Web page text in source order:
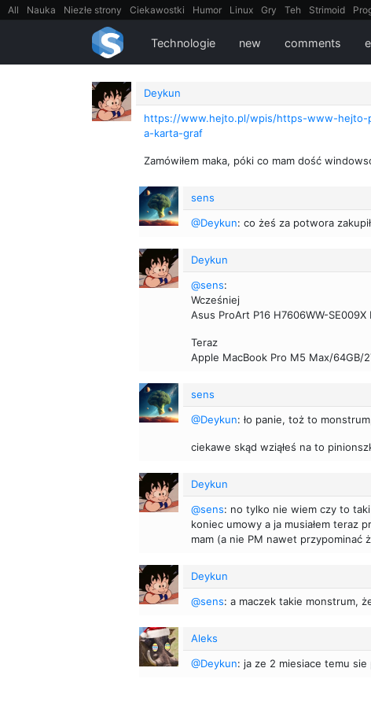
All Nauka Niezłe strony Ciekawostki Humor Linux Gry Teh Strimoid
FilmyDokumentalne
Technologie new comments
Deykun
https://www.hejto.pl/wpis/https-www-
a-karta-graf
Zamówiłem maka, póki co mam dość
sens
@Deykun: co żeś za potwora zakupił
Deykun
@sens:
Wcześniej
Asus ProArt P16 H7606WW-SE009X
Teraz
Apple MacBook Pro M5 Max/64GB/
sens
@Deykun: ło panie, toż to
ciekawe skąd wziąłeś na to
Deykun
@sens: no tylko nie wiem czy to
koniec umowy a ja musiałem teraz
mam (a nie PM nawet przypominać
Deykun
@sens: a maczek takie monstrum,
Aleks
@Deykun: ja ze 2 miesiace temu